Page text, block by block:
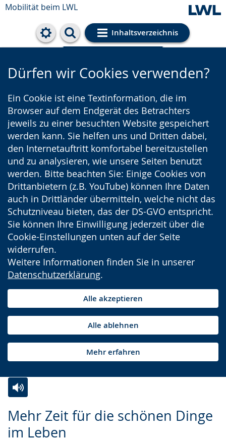
Mobilität beim LWL
Inhaltsverzeichnis
Cookie-Einstellungen
Dürfen wir Cookies verwenden?
Ein Cookie ist eine Textinformation, die im
Browser auf dem Endgerät des Betrachters
jeweils zu einer besuchten Website gespeichert
werden kann. Sie helfen uns und Dritten dabei,
den Internetauftritt komfortabel bereitzustellen
und zu analysieren, wie unsere Seiten benutzt
werden. Bitte beachten Sie: Einige Cookies von
Drittanbietern (z.B. YouTube) können Ihre Daten
auch in Drittländer übermitteln, welche nicht das
Schutzniveau bieten, das der DS-GVO entspricht.
Sie können Ihre Einwilligung jederzeit über die
Cookie-Einstellungen unten auf der Seite
widerrufen.
Weitere Informationen finden Sie in unserer
Datenschutzerklärung.
Alle akzeptieren
Alle ablehnen
Mehr erfahren
Mehr Zeit für die schönen Dinge
im Leben
Leichten
Sprache
Audio-
Unterstützung.
Video
in